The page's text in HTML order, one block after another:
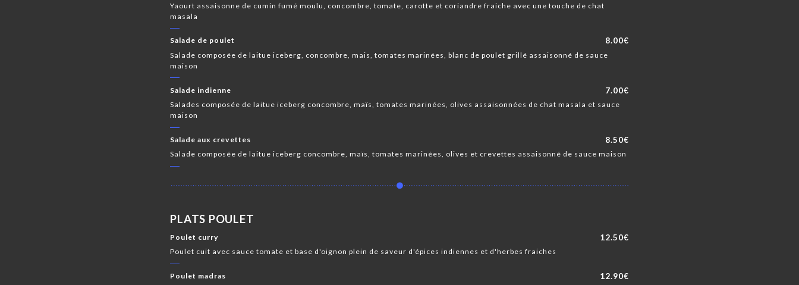
Yaourt assaisonne de cumin fumé moulu, concombre, tomate, carotte et coriandre fraiche avec une touche de chat
masala
Salade de poulet 8.00€
Salade composée de laitue iceberg, concombre, mais, tomates marinées, blanc de poulet grillé assaisonné de sauce
maison
Salade indienne 7.00€
Salades composée de laitue iceberg concombre, maïs, tomates marinées, olives assaisonnées de chat masala et sauce
maison
Salade aux crevettes 8.50€
Salade composée de laitue iceberg concombre, maïs, tomates marinées, olives et crevettes assaisonné de sauce maison
PLATS POULET
Poulet curry 12.50€
Poulet cuit avec sauce tomate et base d'oignon plein de saveur d'épices indiennes et d'herbes fraiches
Poulet madras 12.90€